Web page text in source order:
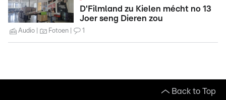
D'Filmland zu Kielen mécht no 13
Joer seng Dieren zou
Audio Fotoen 1
Back to Top